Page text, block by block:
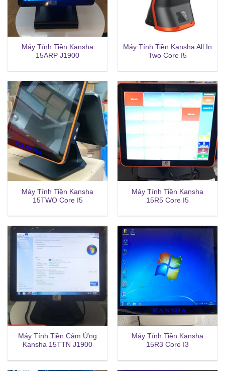
Máy Tính Tiền Kansha
15ARP J1900
Máy Tính Tiền Kansha All In
Two Core I5
Máy Tính Tiền Kansha
15TWO Core I5
Máy Tính Tiền Kansha
15R5 Core I5
Máy Tính Tiền Cảm Ứng
Kansha 15TTN J1900
Máy Tính Tiền Kansha
15R3 Core I3